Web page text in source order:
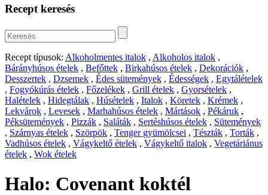
Recept keresés
Recept típusok: Alkoholmentes italok , Alkoholos italok ,
Bárányhúsos ételek , Befőttek , Birkahúsos ételek , Dekorációk ,
Desszertek , Dzsemek , Édes sütemények , Édességek , Egytálételek
, Fogyókúrás ételek , Főzelékek , Grill ételek , Gyorsételek ,
Halételek , Hidegtálak , Húsételek , Italok , Köretek , Krémek ,
Lekvárok , Levesek , Marhahúsos ételek , Mártások , Pékáruk ,
Péksütemények , Pizzák , Saláták , Sertéshúsos ételek , Sütemények
, Szárnyas ételek , Szörpök , Tenger gyümölcsei , Tészták , Torták ,
Vadhúsos ételek , Vágykeltő ételek , Vágykeltő italok , Vegetáriánus
ételek , Wok ételek
Halo: Covenant koktél